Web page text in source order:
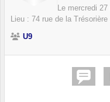
Le mercredi 27
Lieu : 74 rue de la Trésorière
U9